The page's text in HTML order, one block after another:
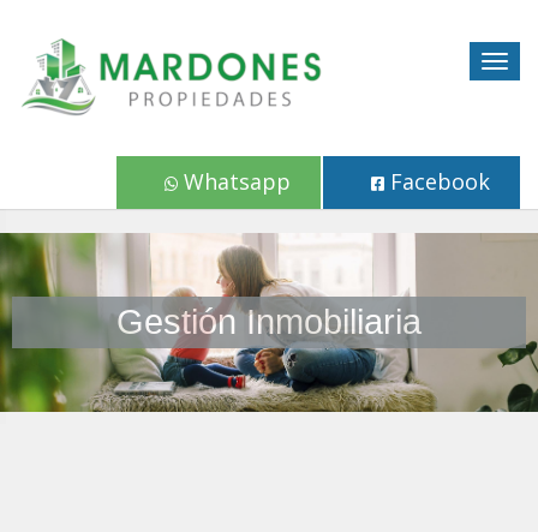
Facebook
Whatsapp
Gestión Inmobiliaria